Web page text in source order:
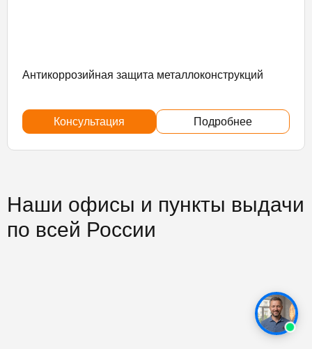
Антикоррозийная защита металлоконструкций
Консультация Подробнее
Наши офисы и пункты выдачи
по всей России